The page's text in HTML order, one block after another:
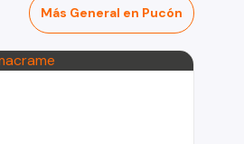
Más General en Pucón